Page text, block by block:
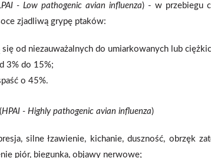
- Low pathogenic avian influenza) - w przebiegu
zjadliwą grypę ptaków:
od niezauważalnych do umiarkowanych lub
3% do 15%;
o 45%.
(HPAI - Highly pathogenic avian influenza)
silne łzawienie, kichanie, duszność, obrzęk
piór, biegunka, objawy nerwowe;